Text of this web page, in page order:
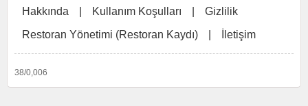
Hakkında Kullanım Koşulları
Gizlilik
Restoran Yönetimi (Restoran Kaydı)
İletişim
38/0,006